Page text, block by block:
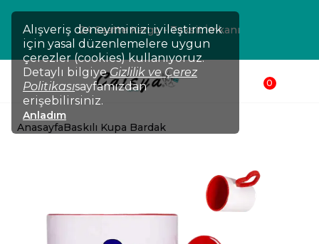
Alışveriş deneyiminizi iyileştirmek
için yasal düzenlemelere uygun
çerezler (cookies) kullanıyoruz.
Detaylı bilgiye Gizlilik ve Çerez
Politikasısayfamızdan
erişebilirsiniz.
Anladım
24 Saatte Kargo - Taksit İmkanı
0
AnasayfaBaskılı Kupa Bardak